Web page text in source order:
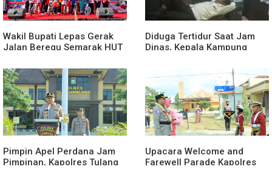
Wakil Bupati Lepas Gerak
Jalan Beregu Semarak HUT
Diduga Tertidur Saat Jam
Dinas, Kepala Kampung
Pimpin Apel Perdana Jam
Pimpinan, Kapolres Tulang
Upacara Welcome and
Farewell Parade Kapolres